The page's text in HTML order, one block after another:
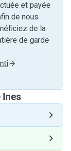
et payée
de nous
de la
de garde